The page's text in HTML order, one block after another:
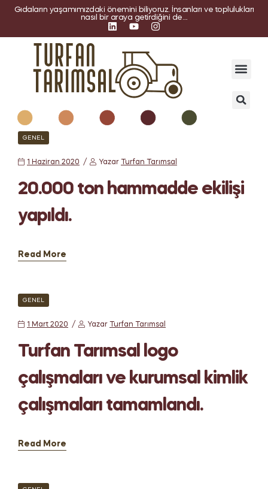
Gıdaların yaşamımızdaki önemini biliyoruz. İnsanları ve toplulukları
nasıl bir araya getirdiğini de…
GENEL
1 Haziran 2020 Yazar Turfan Tarımsal
20.000 ton hammadde ekilişi
yapıldı.
Read More
GENEL
1 Mart 2020 Yazar Turfan Tarımsal
Turfan Tarımsal logo
çalışmaları ve kurumsal kimlik
çalışmaları tamamlandı.
Read More